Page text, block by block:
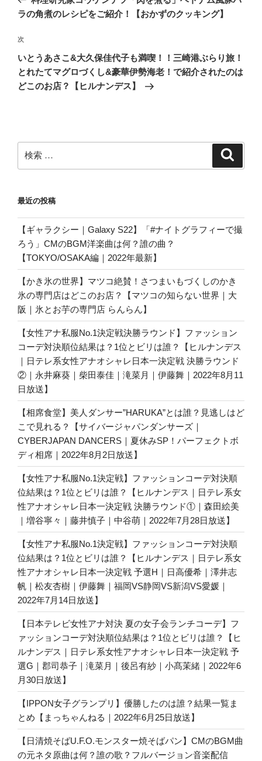
ナ
ゲ
ー
シ
ョ
の
稿
ラの角煮のレシピをご紹介！【おかずのクッキング】
次
の
投
稿
次
いとうあさこ&大久保佳代子も満喫！！三崎港ぶらり旅！
とれたてマグロづくし&豪華伊勢海老！で紹介されたのは
どこのお店？【ヒルナンデス】
索:
最近の投稿
【ギャラクシー｜Galaxy S22】「#ナイトグラフィーで撮
ろう」CMのBGM洋楽曲は何？誰の曲？
【TOKYO/OSAKA編｜2022年最新】
【かき氷の世界】マツコ絶賛！さつまいもづくしのかき
氷の専門店はどこのお店？【マツコの知らない世界｜大
阪｜氷とお芋の専門店 らんらん】
【女性アナ私服No.1決定戦決勝ラウンド】ファッション
コーデ対決順位結果は？1位とビリは誰？【ヒルナンデス
｜日テレ系女性アナオシャレ日本一決定戦 決勝ラウンド
②｜永井麻葵｜柴田泰佳｜滝菜月｜伊藤舞｜2022年8月11
日放送】
【相席食堂】美人ダンサー”HARUKA”とは誰？見逃しはど
こで見れる？【サイバージャパンダンサーズ｜
CYBERJAPAN DANCERS｜夏休みSP！パーフェクトボ
ディ相席｜2022年8月2日放送】
【女性アナ私服No.1決定戦】ファッションコーデ対決順
位結果は？1位とビリは誰？【ヒルナンデス｜日テレ系女
性アナオシャレ日本一決定戦 決勝ラウンド①｜森田絵美
｜増谷寧々｜藤井慎子｜中谷萌｜2022年7月28日放送】
【女性アナ私服No.1決定戦】ファッションコーデ対決順
位結果は？1位とビリは誰？【ヒルナンデス｜日テレ系女
性アナオシャレ日本一決定戦 予選H｜日高優希｜澤井志
帆｜松友杏樹｜伊藤舞｜福岡VS静岡VS新潟VS愛媛｜
2022年7月14日放送】
【日本テレビ女性アナ対決 夏の女子会ランチコーデ】フ
ァッションコーデ対決順位結果は？1位とビリは誰？【ヒ
ルナンデス｜日テレ系女性アナオシャレ日本一決定戦 予
選G｜郡司恭子｜滝菜月｜後呂有紗｜小髙茉緒｜2022年6
月30日放送】
【IPPON女子グランプリ】優勝したのは誰？結果一覧ま
とめ【まっちゃんねる｜2022年6月25日放送】
【日清焼そばU.F.O.モンスター焼そばパン】CMのBGM曲
の元ネタ原曲は何？誰の歌？フルバージョン音楽配信